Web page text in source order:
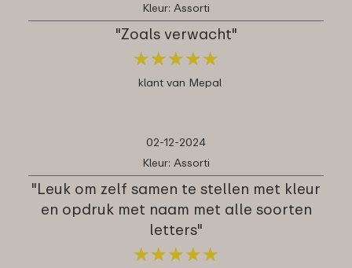
Kleur: Assorti
"Zoals verwacht"
★★★★★
★★★★★
klant van Mepal
02-12-2024
Kleur: Assorti
"Leuk om zelf samen te stellen met kleur
en opdruk met naam met alle soorten
letters"
★★★★★
★★★★★